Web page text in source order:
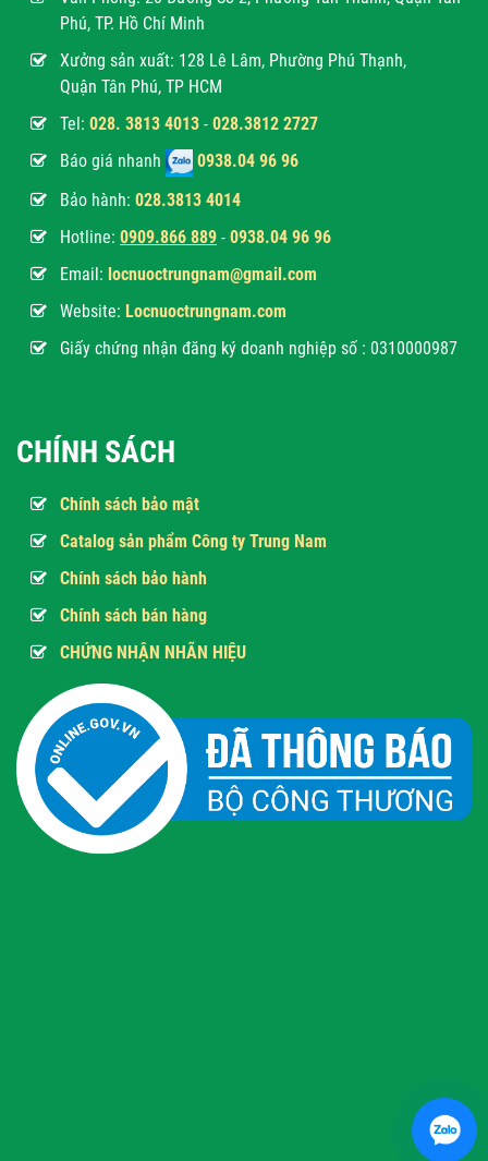
Phú, TP. Hồ Chí Minh
Xưởng sản xuất: 128 Lê Lâm, Phường Phú Thạnh,
Quận Tân Phú, TP HCM
Tel: 028. 3813 4013 - 028.3812 2727
Báo giá nhanh
0938.04 96 96
Bảo hành: 028.3813 4014
Hotline: 0909.866 889 - 0938.04 96 96
Email: locnuoctrungnam@gmail.com
Website: Locnuoctrungnam.com
Giấy chứng nhận đăng ký doanh nghiệp số : 0310000987
CHÍNH SÁCH
Chính sách bảo mật
Catalog sản phẩm Công ty Trung Nam
Chính sách bảo hành
Chính sách bán hàng
CHỨNG NHẬN NHÃN HIỆU